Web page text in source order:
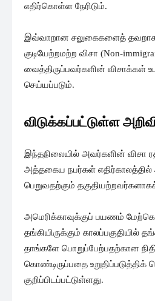
எதிர்கொள்ள நேரிடும்.
இவ்வாறான சலுகைகளைத்
குடியேற்றமற்ற விசா (Non-
வைத்திருப்பவர்களின் விசாக்கள்
செய்யப்படும்.
விடுக்கப்பட்டுள்ள
இந்தநிலையில் அவர்களின் விசா
அத்தகைய நபர்கள்
பெறுவதற்கும்
அமெரிக்காவுக்குப் பயணம்
தங்கியிருக்கும் காலப்பகுதியில்
தாங்களே பொறுப்பேற்பதற்கான
கொண்டிருப்பதை
குறிப்பிடப்பட்டுள்ளது.